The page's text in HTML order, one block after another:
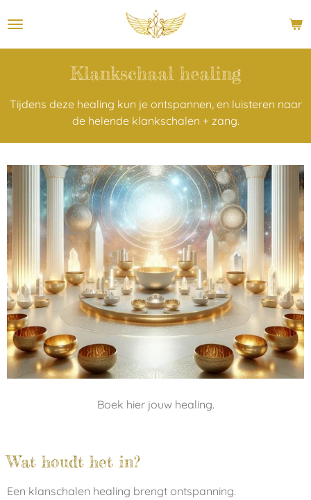
direct
naar
hoofdinhoudKlankschaal healing
Tijdens deze healing kun je ontspannen, en luisteren naar
de helende klankschalen + zang.
Boek hier jouw healing.
Wat houdt het in?
Een klanschalen healing brengt ontspanning.